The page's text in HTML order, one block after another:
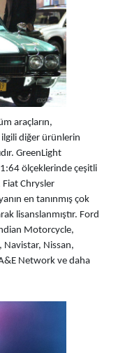
araçların,
diğer ürünlerin
GreenLight
ölçeklerinde çeşitli
Chrysler
en tanınmış çok
lisanslanmıştır. Ford
Motorcycle,
Navistar, Nissan,
Network ve daha